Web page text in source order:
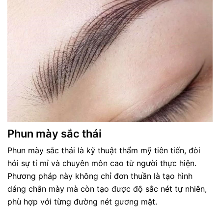
Phun mày sắc thái
Phun mày sắc thái là kỹ thuật thẩm mỹ tiên tiến, đòi
hỏi sự tỉ mỉ và chuyên môn cao từ người thực hiện.
Phương pháp này không chỉ đơn thuần là tạo hình
dáng chân mày mà còn tạo được độ sắc nét tự nhiên,
phù hợp với từng đường nét gương mặt.